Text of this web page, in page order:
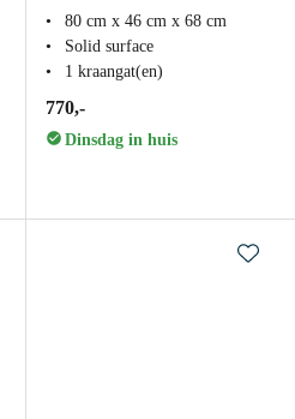
80 cm x 46 cm x 68 cm
Solid surface
1 kraangat(en)
770,-
Dinsdag in huis